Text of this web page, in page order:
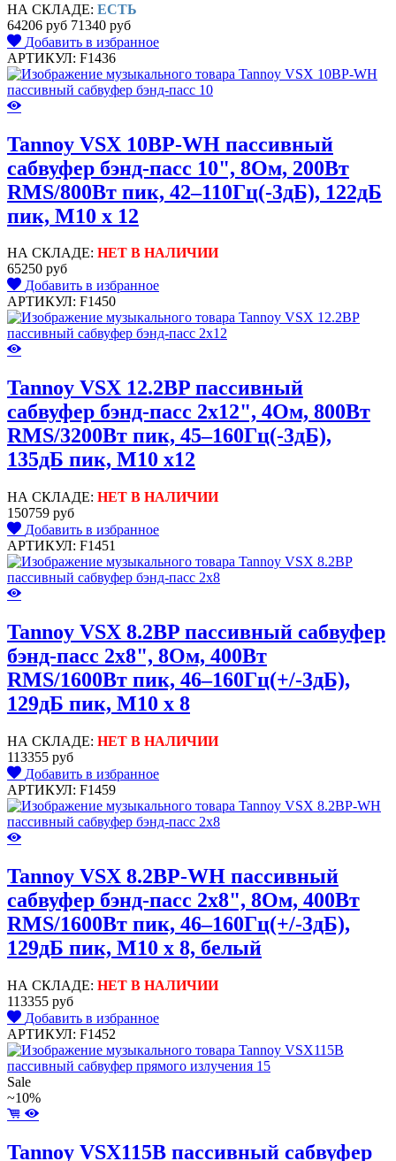
НА СКЛАДЕ: ЕСТЬ
64206 руб 71340 руб
Добавить в избранное
АРТИКУЛ: F1436
Tannoy VSX 10BP-WH пассивный
сабвуфер бэнд-пасс 10", 8Ом, 200Вт
RMS/800Вт пик, 42–110Гц(-3дБ), 122дБ
пик, M10 x 12
НА СКЛАДЕ: НЕТ В НАЛИЧИИ
65250 руб
Добавить в избранное
АРТИКУЛ: F1450
Tannoy VSX 12.2BP пассивный
сабвуфер бэнд-пасс 2x12", 4Ом, 800Вт
RMS/3200Вт пик, 45–160Гц(-3дБ),
135дБ пик, M10 x12
НА СКЛАДЕ: НЕТ В НАЛИЧИИ
150759 руб
Добавить в избранное
АРТИКУЛ: F1451
Tannoy VSX 8.2BP пассивный сабвуфер
бэнд-пасс 2x8", 8Ом, 400Вт
RMS/1600Вт пик, 46–160Гц(+/-3дБ),
129дБ пик, M10 x 8
НА СКЛАДЕ: НЕТ В НАЛИЧИИ
113355 руб
Добавить в избранное
АРТИКУЛ: F1459
Tannoy VSX 8.2BP-WH пассивный
сабвуфер бэнд-пасс 2x8", 8Ом, 400Вт
RMS/1600Вт пик, 46–160Гц(+/-3дБ),
129дБ пик, M10 x 8, белый
НА СКЛАДЕ: НЕТ В НАЛИЧИИ
113355 руб
Добавить в избранное
АРТИКУЛ: F1452
Sale
~10%
Tannoy VSX115B пассивный сабвуфер